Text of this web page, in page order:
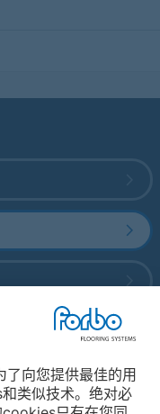
了向您提供最佳的用
类似技术。绝对必